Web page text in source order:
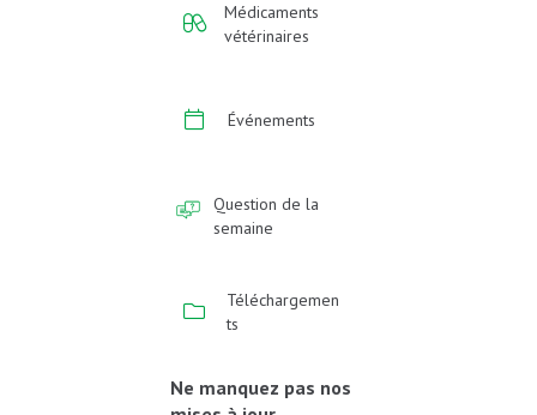
Médicaments
vétérinaires
Événements
Question de la
semaine
Téléchargemen
ts
Ne manquez pas nos